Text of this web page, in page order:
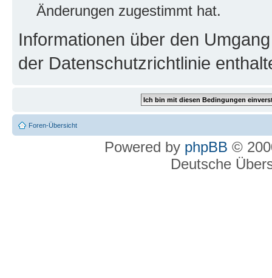
Änderungen zugestimmt hat.
Informationen über den
der Datenschutzrichtlinie
Foren-Übersicht
Powered by phpBB ©
Deutsche